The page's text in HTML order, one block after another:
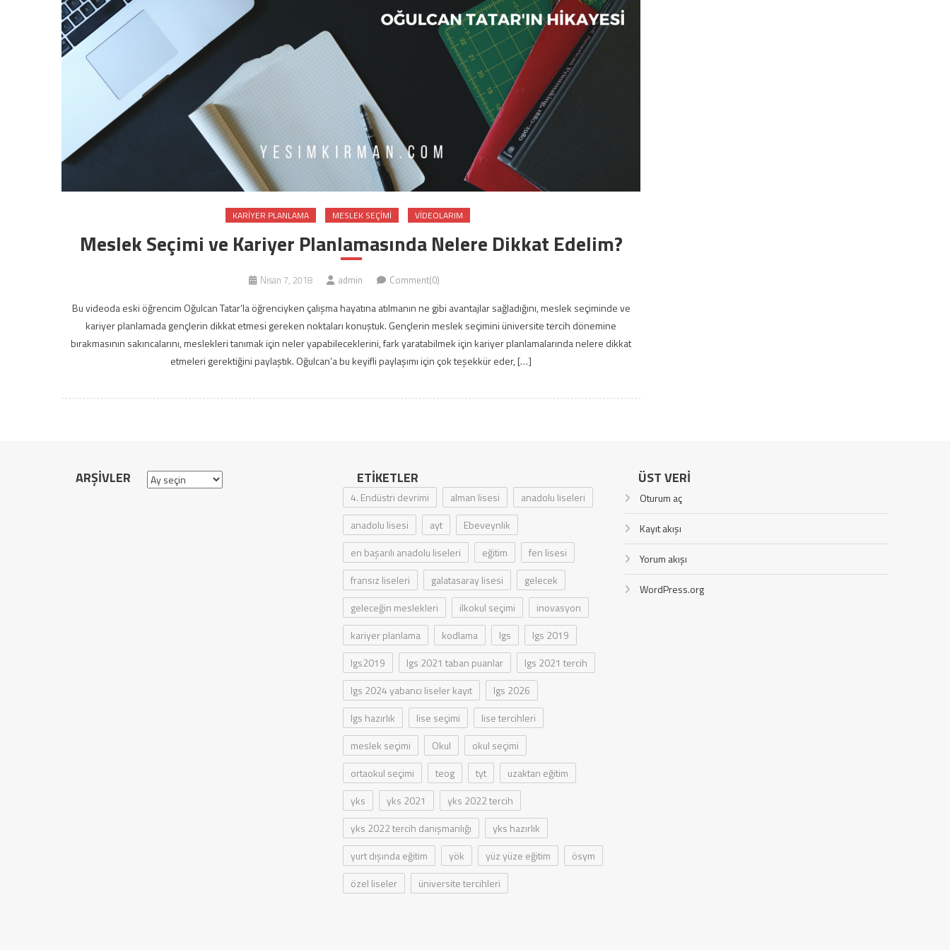
KARIYER PLANLAMA MESLEK SEÇIMI VIDEOLARIM
Meslek Seçimi ve Kariyer Planlamasında Nelere Dikkat Edelim?
Nisan 7, 2018 admin Comment(0)
Bu videoda eski öğrencim Oğulcan Tatar’la öğrenciyken çalışma hayatına atılmanın ne gibi avantajlar sağladığını, meslek seçiminde ve
kariyer planlamada gençlerin dikkat etmesi gereken noktaları konuştuk. Gençlerin meslek seçimini üniversite tercih dönemine
bırakmasının sakıncalarını, meslekleri tanımak için neler yapabileceklerini, fark yaratabilmek için kariyer planlamalarında nelere dikkat
etmeleri gerektiğini paylaştık. Oğulcan’a bu keyifli paylaşımı için çok teşekkür eder, […]
ARŞIVLER Arşivler ETIKETLER
4. Endüstri devrimi alman lisesi
anadolu liseleri
anadolu lisesi
ayt
Ebeveynlik
en başarılı anadolu liseleri
eğitim
fen lisesi
fransız liseleri
galatasaray lisesi
gelecek
geleceğin meslekleri
ilkokul seçimi
inovasyon
kariyer planlama
kodlama lgs
lgs 2019
lgs2019
lgs 2021 taban puanlar
lgs 2021 tercih
lgs 2024 yabancı liseler kayıt
lgs 2026
lgs hazırlık
lise seçimi
lise tercihleri
meslek seçimi
Okul
okul seçimi
ortaokul seçimi
teog tyt
uzaktan eğitim
yks
yks 2021
yks 2022 tercih
yks 2022 tercih danışmanlığı
yks hazırlık
yurt dışında eğitim
yök yüz yüze eğitim
ösym
özel liseler
üniversite tercihleri
ÜST VERI
Oturum aç
Kayıt akışı
Yorum akışı
WordPress.org